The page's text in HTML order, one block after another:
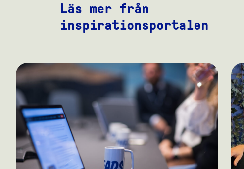
Läs mer från
inspirationsportalen